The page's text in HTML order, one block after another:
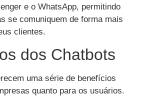
e o WhatsApp, permitindo
se comuniquem de forma mais
clientes.
dos Chatbots
uma série de benefícios
quanto para os usuários.